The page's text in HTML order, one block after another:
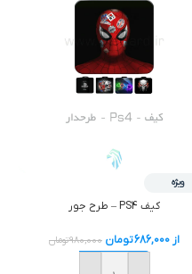
ویژه
کیف PS4 – طرح جور
از 686,000تومان 980,000تومان